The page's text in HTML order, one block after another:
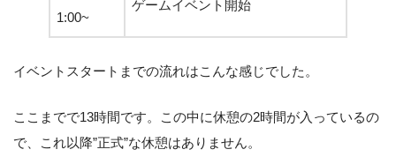
1:00~
ゲームイベント開始
イベントスタートまでの流れはこんな感じでした。
ここまでで13時間です。この中に休憩の2時間が入っているの
で、これ以降”正式”な休憩はありません。